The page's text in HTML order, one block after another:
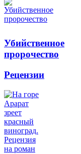
Убийственное
пророчество
Рецензии